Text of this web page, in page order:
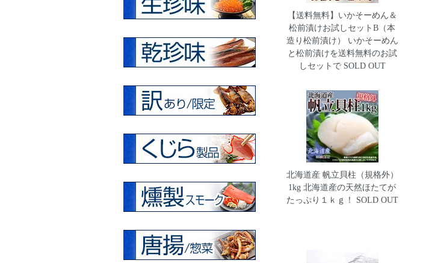
【送料無料】いかそーめん＆
松前漬けお試しセットB（本
造り松前漬け）
いかそーめん
と松前漬けを送料無料のお試
しセットで SOLD OUT
北海道産 帆立貝柱（規格外）
1kg 北海道産の天然ほたてが
たっぷり１ｋｇ！ SOLD OUT